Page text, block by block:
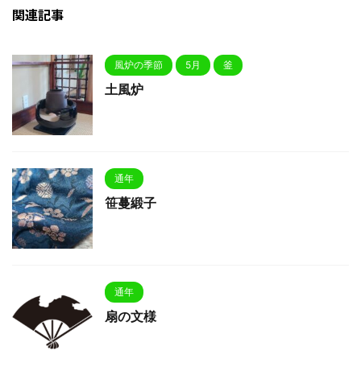
関連記事
風炉の季節 5月 釜
土風炉
通年
笹蔓緞子
通年
扇の文様